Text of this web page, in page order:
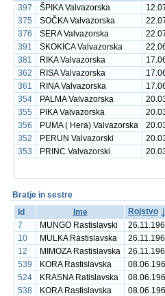
397
ŠPIKA Valvazorska
375
SOČKA Valvazorska
376
SERA Valvazorska
391
SKOKICA Valvazorska
381
RIKA Valvazorska
362
RISA Valvazorska
361
RINA Valvazorska
354
PALMA Valvazorska
355
PIKA Valvazorska
356
PUMA ( Hera) Valvazorska
352
PERUN Valvazorski
353
PRINC Valvazorski
Bratje in sestre
Id
Ime Rojstvo
7
MUNGO Rastislavski
10
MULKA Rastislavska
12
MIMOZA Rastislavska
539
KORA Rastislavska
524
KRASNA Ratislavska
538
KORA Rastislavska